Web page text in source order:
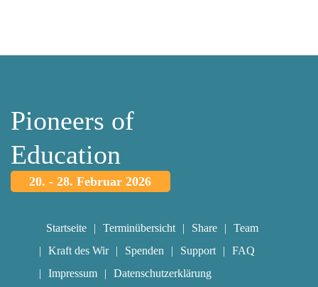
Pioneers of
Education
20. - 28. Februar 2026
Startseite Terminübersicht Share
Team
Kraft des Wir
Spenden Support
FAQ
Impressum
Datenschutzerklärung